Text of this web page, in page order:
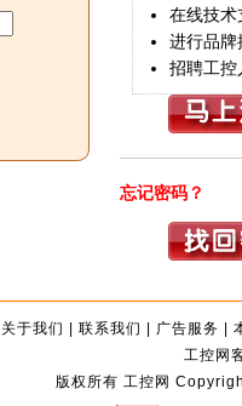
在线技术
进行品牌
招聘工控
忘记密码？
关于我们 |联系我们 | 广告服务 |
工控网
版权所有 工控网